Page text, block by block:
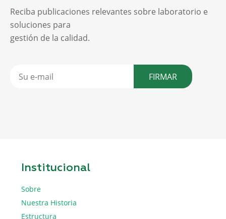
Reciba publicaciones relevantes sobre laboratorio e
soluciones para
gestión de la calidad.
FIRMAR
Institucional
Sobre
Nuestra Historia
Estructura